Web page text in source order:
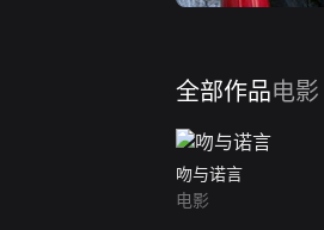
全部作品电影
吻与诺言
电影